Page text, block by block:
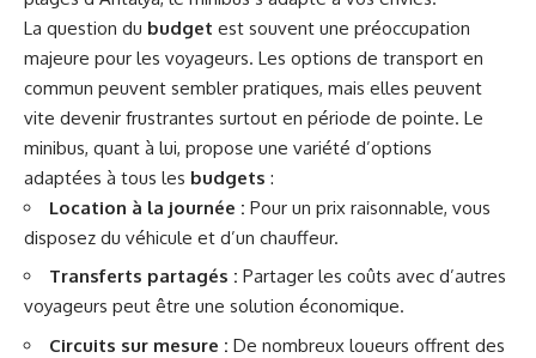
La question du budget est souvent une préoccupation
majeure pour les voyageurs. Les options de transport en
commun peuvent sembler pratiques, mais elles peuvent
vite devenir frustrantes surtout en période de pointe. Le
minibus, quant à lui, propose une variété d’options
adaptées à tous les budgets :
Location à la journée : Pour un prix raisonnable, vous
disposez du véhicule et d’un chauffeur.
Transferts partagés : Partager les coûts avec d’autres
voyageurs peut être une solution économique.
Circuits sur mesure : De nombreux loueurs offrent des